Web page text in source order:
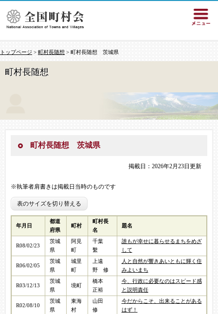
トップページ > 町村長随想 > 町村長随想 茨城県
町村長随想
町村長随想 茨城県
掲載日：2026年2月23日更新
※執筆者肩書きは掲載日当時のものです
表のサイズを切り替える
年月日
都道
府県
町村
町村長
名
題名
R08/02/23
茨城
県
阿見
町​
千葉
繫
誰もが幸せに暮らせるまちをめざ
して
R06/02/05
茨城
県
城里
町​
上遠
野 修
人と自然が響きあいともに輝く住
みよいまち​
R03/12/13
茨城
県
境町​
橋本
正裕
今、行政に必要なのはスピード感
と説明責任​
R02/08/10
茨城
県
東海
村​
山田
修
今だからこそ、出来ることがある
はず！​